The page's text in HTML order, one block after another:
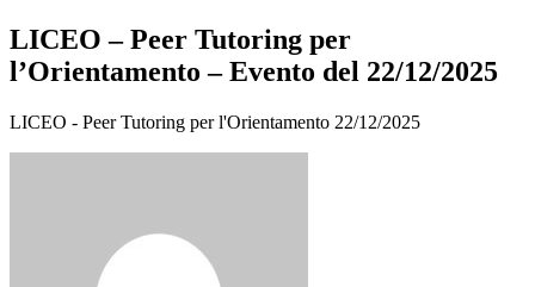
LICEO – Peer Tutoring per
l’Orientamento – Evento del 22/12/2025
LICEO - Peer Tutoring per l'Orientamento 22/12/2025